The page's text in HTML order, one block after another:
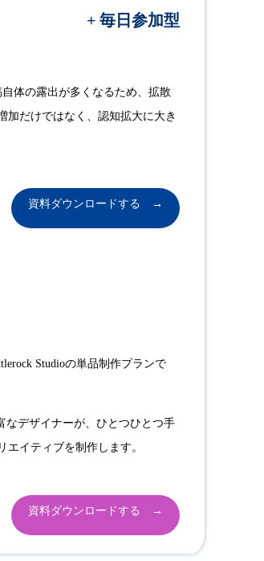
+ 毎日参加型
体の露出が多くなるため、拡散
加だけではなく、認知拡大に大き
資料ダウンロードする →
Studioの単品制作プランで
なデザイナーが、ひとつひとつ手
イティブを制作します。
資料ダウンロードする →